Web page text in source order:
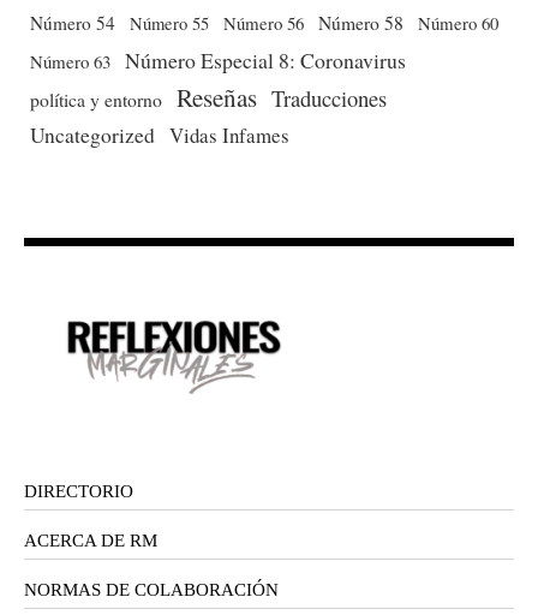
Número 54 Número 55 Número 56 Número 58
Número 60
Número 63 Número Especial 8: Coronavirus
política y entorno Reseñas Traducciones
Uncategorized Vidas Infames
DIRECTORIO
ACERCA DE RM
NORMAS DE COLABORACIÓN